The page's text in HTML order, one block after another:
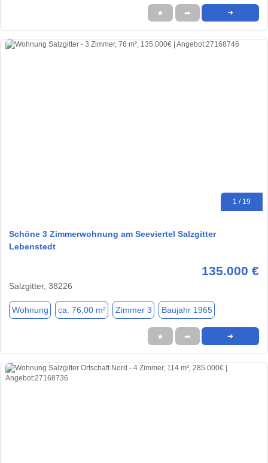
★ ➦ ➜
1 / 19
Schöne 3 Zimmerwohnung am Seeviertel Salzgitter
Lebenstedt
135.000 €
Salzgitter, 38226
Wohnung ca. 76,00 m² Zimmer 3 Baujahr 1965
★ ➦ ➜